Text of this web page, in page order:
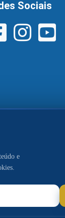
Sociais
da
Central